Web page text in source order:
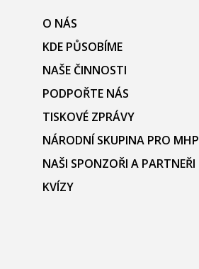
O NÁS
KDE PŮSOBÍME
NAŠE ČINNOSTI
PODPOŘTE NÁS
TISKOVÉ ZPRÁVY
NÁRODNÍ SKUPINA PRO MHP
NAŠI SPONZOŘI A PARTNEŘI
KVÍZY